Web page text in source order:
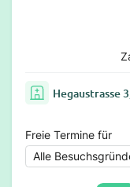
Hegaustrasse
Freie Termine für